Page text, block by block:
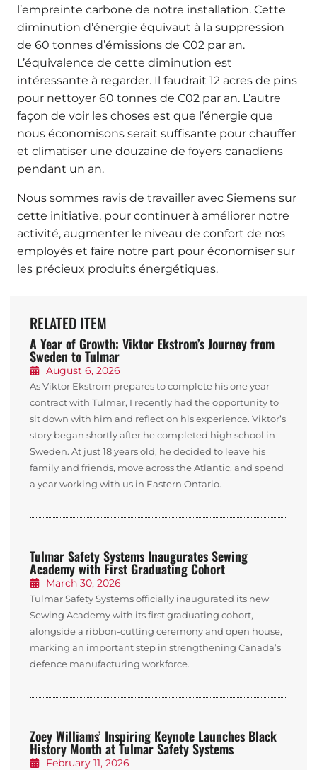
l’empreinte carbone de notre installation. Cette
diminution d’énergie équivaut à la suppression
de 60 tonnes d’émissions de C02 par an.
L’équivalence de cette diminution est
intéressante à regarder. Il faudrait 12 acres de pins
pour nettoyer 60 tonnes de C02 par an. L’autre
façon de voir les choses est que l’énergie que
nous économisons serait suffisante pour chauffer
et climatiser une douzaine de foyers canadiens
pendant un an.
Nous sommes ravis de travailler avec Siemens sur
cette initiative, pour continuer à améliorer notre
activité, augmenter le niveau de confort de nos
employés et faire notre part pour économiser sur
les précieux produits énergétiques.
RELATED ITEM
A Year of Growth: Viktor Ekstrom’s Journey from
Sweden to Tulmar
August 6, 2026
As Viktor Ekstrom prepares to complete his one year
contract with Tulmar, I recently had the opportunity to
sit down with him and reflect on his experience. Viktor’s
story began shortly after he completed high school in
Sweden. At just 18 years old, he decided to leave his
family and friends, move across the Atlantic, and spend
a year working with us in Eastern Ontario.
Tulmar Safety Systems Inaugurates Sewing
Academy with First Graduating Cohort
March 30, 2026
Tulmar Safety Systems officially inaugurated its new
Sewing Academy with its first graduating cohort,
alongside a ribbon-cutting ceremony and open house,
marking an important step in strengthening Canada’s
defence manufacturing workforce.
Zoey Williams’ Inspiring Keynote Launches Black
History Month at Tulmar Safety Systems
February 11, 2026